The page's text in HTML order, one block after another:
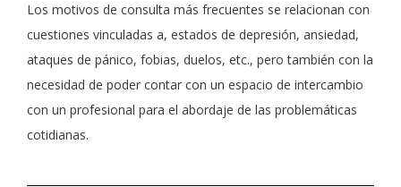
Los motivos de consulta más frecuentes se relacionan con
cuestiones vinculadas a, estados de depresión, ansiedad,
ataques de pánico, fobias, duelos, etc., pero también con la
necesidad de poder contar con un espacio de intercambio
con un profesional para el abordaje de las problemáticas
cotidianas.